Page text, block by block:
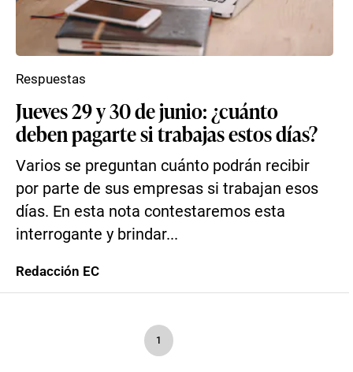
Jueves 29 y 30 de junio: ¿cuánto
deben pagarte si trabajas estos días?
Varios se preguntan cuánto podrán recibir
por parte de sus empresas si trabajan esos
días. En esta nota contestaremos esta
interrogante y brindar...
Respuestas
Redacción EC
1